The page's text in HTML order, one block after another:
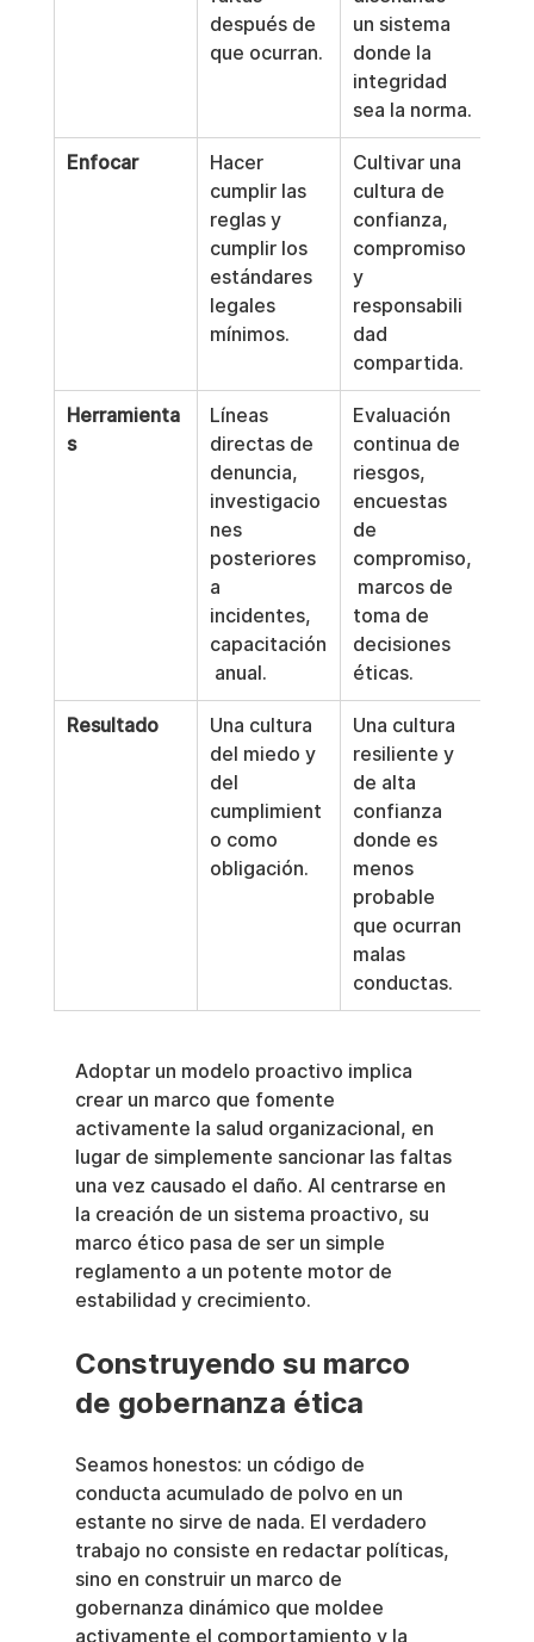
después de
que ocurran.
un sistema
donde la
integridad
sea la norma.
Enfocar
Hacer
cumplir las
reglas y
cumplir los
estándares
legales
mínimos.
Cultivar una
cultura de
confianza,
compromiso
y
responsabili
dad
compartida.
Herramienta
s
Líneas
directas de
denuncia,
investigacio
nes
posteriores
a
incidentes,
capacitación
anual.
Evaluación
continua de
riesgos,
encuestas
de
compromiso,
marcos de
toma de
decisiones
éticas.
Resultado
Una cultura
del miedo y
del
cumplimient
o como
obligación.
Una cultura
resiliente y
de alta
confianza
donde es
menos
probable
que ocurran
malas
conductas.
Adoptar un modelo proactivo implica
crear un marco que fomente
activamente la salud organizacional, en
lugar de simplemente sancionar las faltas
una vez causado el daño. Al centrarse en
la creación de un sistema proactivo, su
marco ético pasa de ser un simple
reglamento a un potente motor de
estabilidad y crecimiento.
Construyendo su marco
de gobernanza ética
Seamos honestos: un código de
conducta acumulado de polvo en un
estante no sirve de nada. El verdadero
trabajo no consiste en redactar políticas,
sino en construir un marco de
gobernanza dinámico que moldee
activamente el comportamiento y la